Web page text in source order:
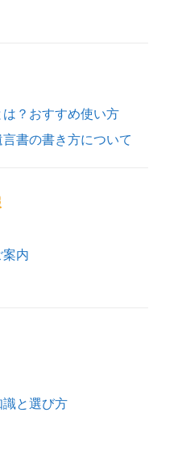
？おすすめ使い方
書の書き方について
内
と選び方